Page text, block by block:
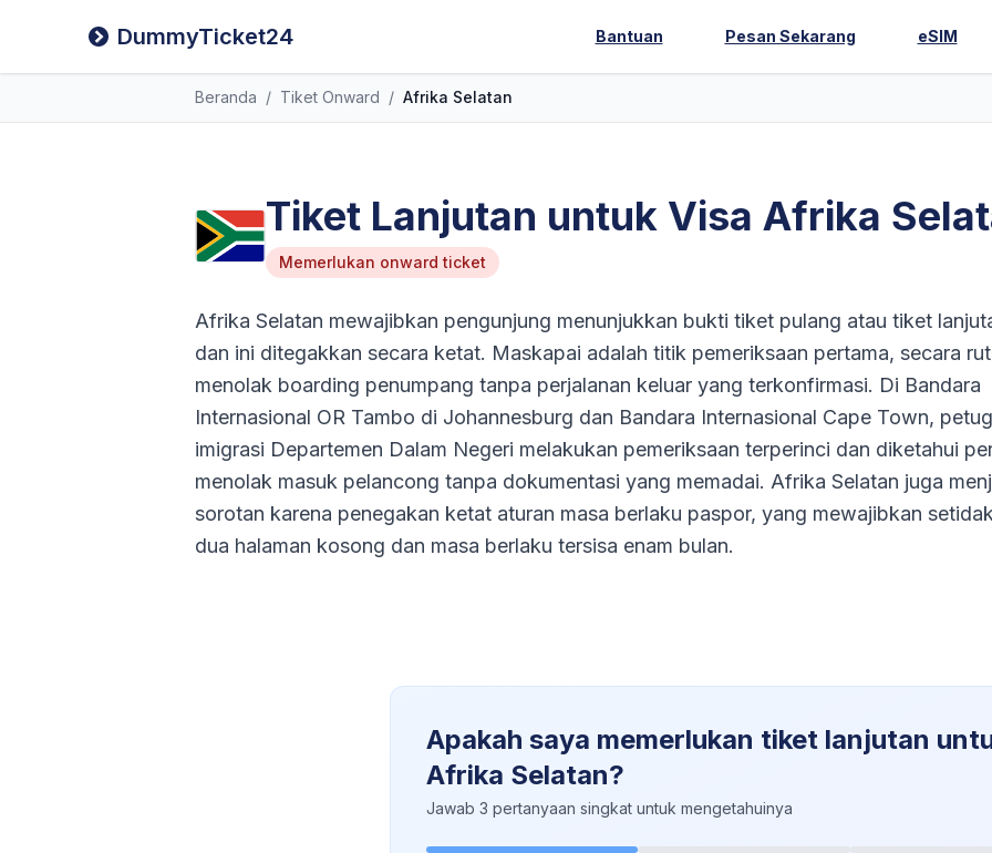
DummyTicket24 Bantuan Pesan Sekarang eSIM
Beranda / Tiket Onward / Afrika Selatan
Tiket Lanjutan untuk Visa Afrika
Memerlukan onward ticket
Afrika Selatan mewajibkan pengunjung menunjukkan bukti tiket pulang atau tiket
dan ini ditegakkan secara ketat. Maskapai adalah titik pemeriksaan pertama, secara
menolak boarding penumpang tanpa perjalanan keluar yang terkonfirmasi. Di Bandara
Internasional OR Tambo di Johannesburg dan Bandara Internasional Cape Town,
imigrasi Departemen Dalam Negeri melakukan pemeriksaan terperinci dan diketahui
menolak masuk pelancong tanpa dokumentasi yang memadai. Afrika Selatan juga
sorotan karena penegakan ketat aturan masa berlaku paspor, yang mewajibkan
dua halaman kosong dan masa berlaku tersisa enam bulan.
Apakah saya memerlukan tiket lanjutan
Afrika Selatan?
Jawab 3 pertanyaan singkat untuk mengetahuinya